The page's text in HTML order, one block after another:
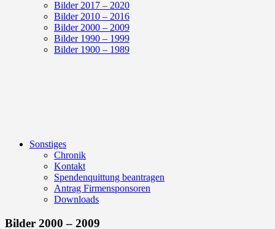
Bilder 2017 – 2020
Bilder 2010 – 2016
Bilder 2000 – 2009
Bilder 1990 – 1999
Bilder 1900 – 1989
Sonstiges
Chronik
Kontakt
Spendenquittung beantragen
Antrag Firmensponsoren
Downloads
Bilder 2000 – 2009